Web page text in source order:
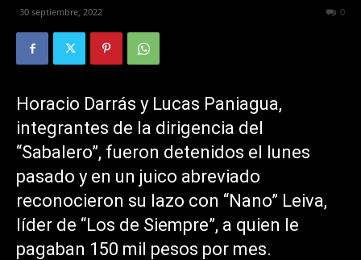
30 septiembre, 2022 0
Horacio Darrás y Lucas Paniagua,
integrantes de la dirigencia del
“Sabalero”, fueron detenidos el lunes
pasado y en un juico abreviado
reconocieron su lazo con “Nano” Leiva,
líder de “Los de Siempre”, a quien le
pagaban 150 mil pesos por mes.